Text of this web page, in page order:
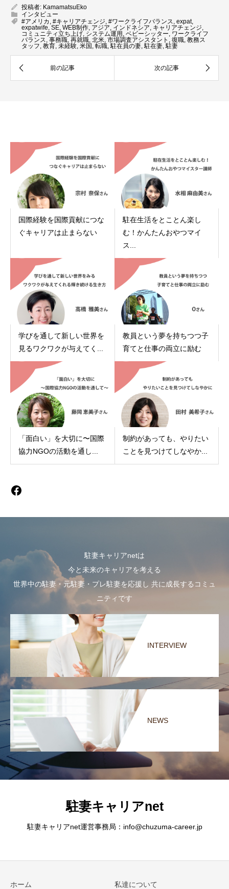
投稿者: KamamatsuEko
インタビュー
#アメリカ , #キャリアチェンジ, #ワークライフバランス, expat,
expatwife, SE, WEB制作, アジア, インドネシア, キャリアチェンジ,
コミュニティ立ち上げ, システム運用 , ベビーシッター, ワークライフ
バランス, 事務職, 再就職, 北米, 市場調査アシスタント , 復職, 教務ス
タッフ, 教育, 未経験, 米国 , 転職,駐在員の妻,駐在妻,駐妻
国際経験を国際貢献につな
ぐキャリアは止まらない
駐在生活をとことん楽し
む！かんたんおやつマイ
ス...
学びを通して新しい世界を
見るワクワクが与えてく...
教員という夢を持ちつつ子
育てと仕事の両立に励む
「面白い」を大切に〜国際
協力NGOの活動を通し...
制約があっても、やりたい
ことを見つけてしなやか...
駐妻キャリアnetは
今と未来のキャリアを考える
世界中の駐妻・元駐妻・プレ駐妻を応援し 共に成長するコミュ
ニティです
INTERVIEW
NEWS
駐妻キャリアnet
駐妻キャリアnet運営事務局：info@chuzuma-career.jp
ホーム 私達について